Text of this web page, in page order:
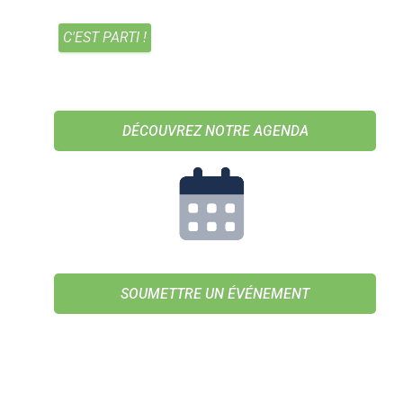
DÉCOUVREZ NOTRE AGENDA
SOUMETTRE UN ÉVÉNEMENT